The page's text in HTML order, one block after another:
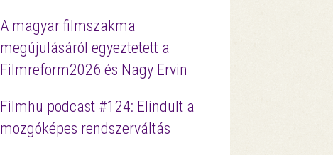
A magyar filmszakma
megújulásáról egyeztetett a
Filmreform2026 és Nagy Ervin
Filmhu podcast #124: Elindult a
mozgóképes rendszerváltás